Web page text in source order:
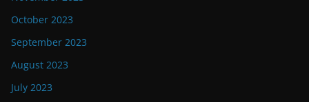
October 2023
September 2023
August 2023
July 2023